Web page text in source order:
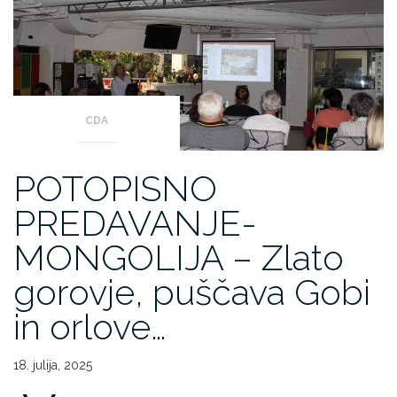
CDA
POTOPISNO
PREDAVANJE-
MONGOLIJA – Zlato
gorovje, puščava Gobi
in orlove…
18. julija, 2025